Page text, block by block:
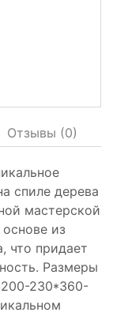
Отзывы (0)
спиле дерева
мастерской
из
что придает
Размеры
200-230*360-